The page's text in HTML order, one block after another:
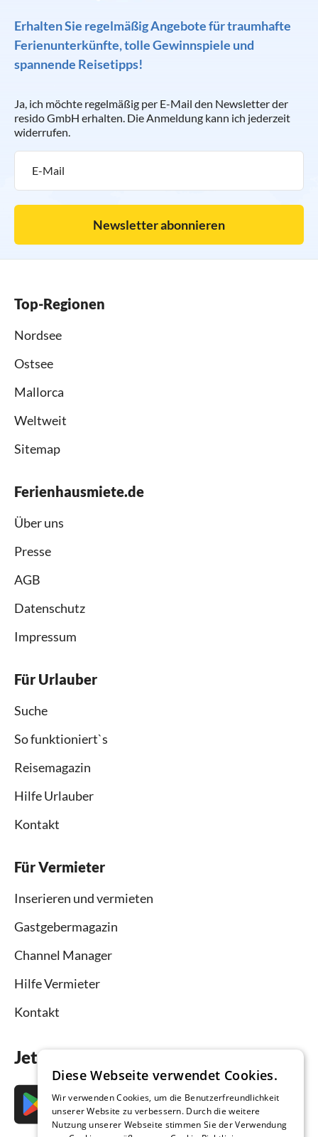
Erhalten Sie regelmäßig Angebote für traumhafte
Ferienunterkünfte, tolle Gewinnspiele und
spannende Reisetipps!
Ja, ich möchte regelmäßig per E-Mail den Newsletter der
resido GmbH erhalten. Die Anmeldung kann ich jederzeit
widerrufen.
Newsletter abonnieren
Top-Regionen
Nordsee
Ostsee
Mallorca
Weltweit
Sitemap
Ferienhausmiete.de
Über uns
Presse
AGB
Datenschutz
Impressum
Für Urlauber
Suche
So funktioniert`s
Reisemagazin
Hilfe Urlauber
Kontakt
Für Vermieter
Inserieren und vermieten
Gastgebermagazin
Channel Manager
Hilfe Vermieter
Kontakt
Jetzt die App downloaden
Diese Webseite verwendet Cookies.
Wir verwenden Cookies, um die Benutzerfreundlichkeit
unserer Website zu verbessern. Durch die weitere
Nutzung unserer Webseite stimmen Sie der Verwendung